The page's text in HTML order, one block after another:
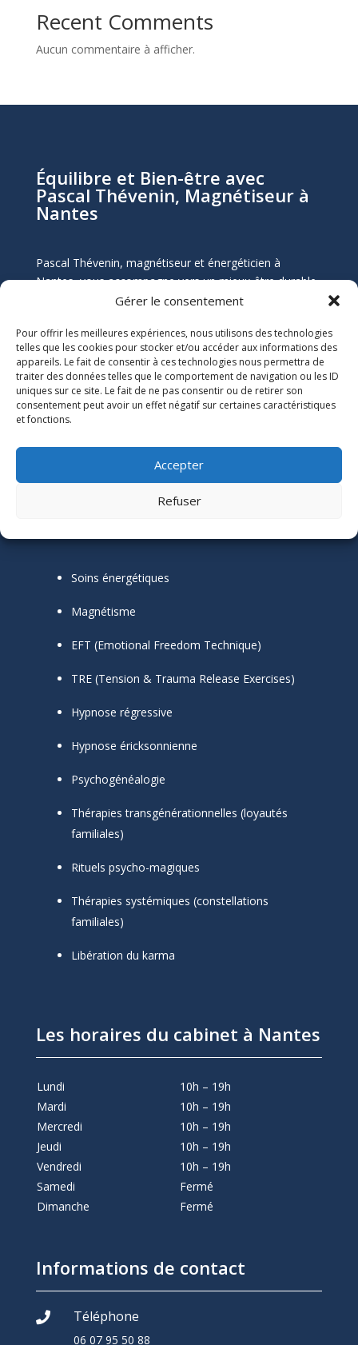
Gérer le consentement
Pour offrir les meilleures expériences, nous utilisons des technologies
telles que les cookies pour stocker et/ou accéder aux informations des
appareils. Le fait de consentir à ces technologies nous permettra de
traiter des données telles que le comportement de navigation ou les ID
uniques sur ce site. Le fait de ne pas consentir ou de retirer son
consentement peut avoir un effet négatif sur certaines caractéristiques
et fonctions.
Accepter
Refuser
Recent Comments
Aucun commentaire à afficher.
Équilibre et Bien-être avec
Pascal Thévenin, Magnétiseur à
Nantes
Pascal Thévenin, magnétiseur et énergéticien à
Nantes, vous accompagne vers un mieux-être durable
grâce aux soins énergétiques. Que vous souffriez de
émotionnels, ses soins naturels et holistiques sont
conçus pour harmoniser votre énergie et restaurer
votre équilibre.
 Informations Légales
Mentions Légales
Soins énergétiques
Magnétisme
EFT (Emotional Freedom Technique)
TRE (Tension & Trauma Release Exercises)
Hypnose régressive
Hypnose éricksonnienne
Psychogénéalogie
Thérapies transgénérationnelles (loyautés
familiales)
Rituels psycho-magiques
Thérapies systémiques (constellations
familiales)
Libération du karma
Les horaires du cabinet à Nantes
Lundi
10h – 19h
Mardi
10h – 19h
Mercredi
10h – 19h
Jeudi
10h – 19h
Vendredi
10h – 19h
Samedi
Fermé
Dimanche
Fermé
Informations de contact
 Téléphone
06 07 95 50 88